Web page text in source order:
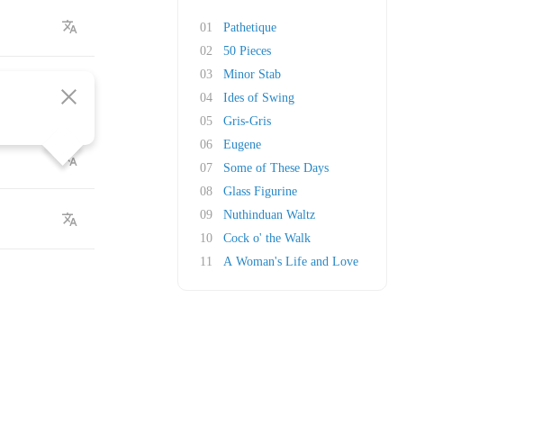
01
Pathetique
02
50 Pieces
03
Minor Stab
04
Ides of Swing
05
Gris-Gris
06
Eugene
07
Some of These Days
08
Glass Figurine
09
Nuthinduan Waltz
10
Cock o' the Walk
11
A Woman's Life and Love